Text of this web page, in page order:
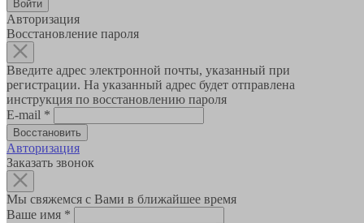
Авторизация
Восстановление пароля
Введите адрес электронной почты, указанный при
регистрации. На указанный адрес будет отправлена
инструкция по восстановлению пароля
E-mail *
Авторизация
Заказать звонок
Мы свяжемся с Вами в ближайшее время
Ваше имя *